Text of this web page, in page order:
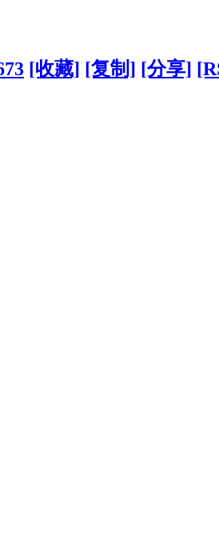
[收藏] [复制] [分享]